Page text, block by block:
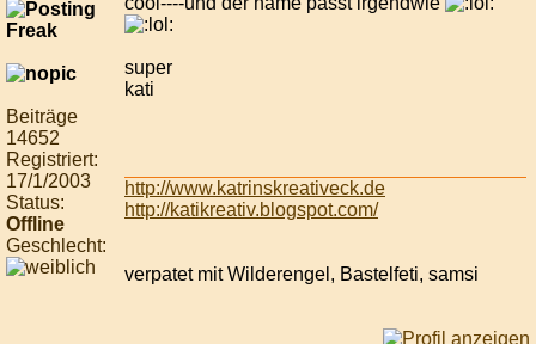
Beiträge
14652
Registriert:
17/1/2003
Status:
Offline
Geschlecht:
super
kati
http://www.katrinskreativeck.de
http://katikreativ.blogspot.com/
verpatet mit Wilderengel, Bastelfeti, samsi